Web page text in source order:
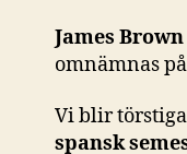
James Brown
omnämnas
Vi blir
spansk